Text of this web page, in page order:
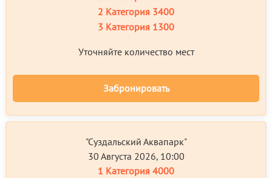
2 Категория 3400
3 Категория 1300
Уточняйте количество мест
Забронировать
"Суздальский Аквапарк"
30 Августа 2026, 10:00
1 Категория 4000